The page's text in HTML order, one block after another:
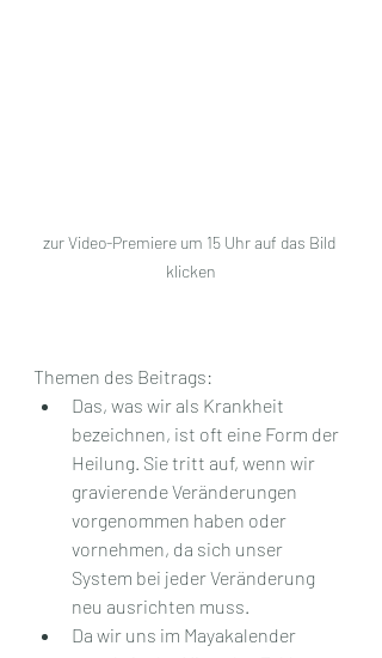
zur Video-Premiere um 15 Uhr auf das Bild
klicken
Themen des Beitrags:
Das, was wir als Krankheit
bezeichnen, ist oft eine Form der
Heilung. Sie tritt auf, wenn wir
gravierende Veränderungen
vorgenommen haben oder
vornehmen, da sich unser
System bei jeder Veränderung
neu ausrichten muss.
Da wir uns im Mayakalender